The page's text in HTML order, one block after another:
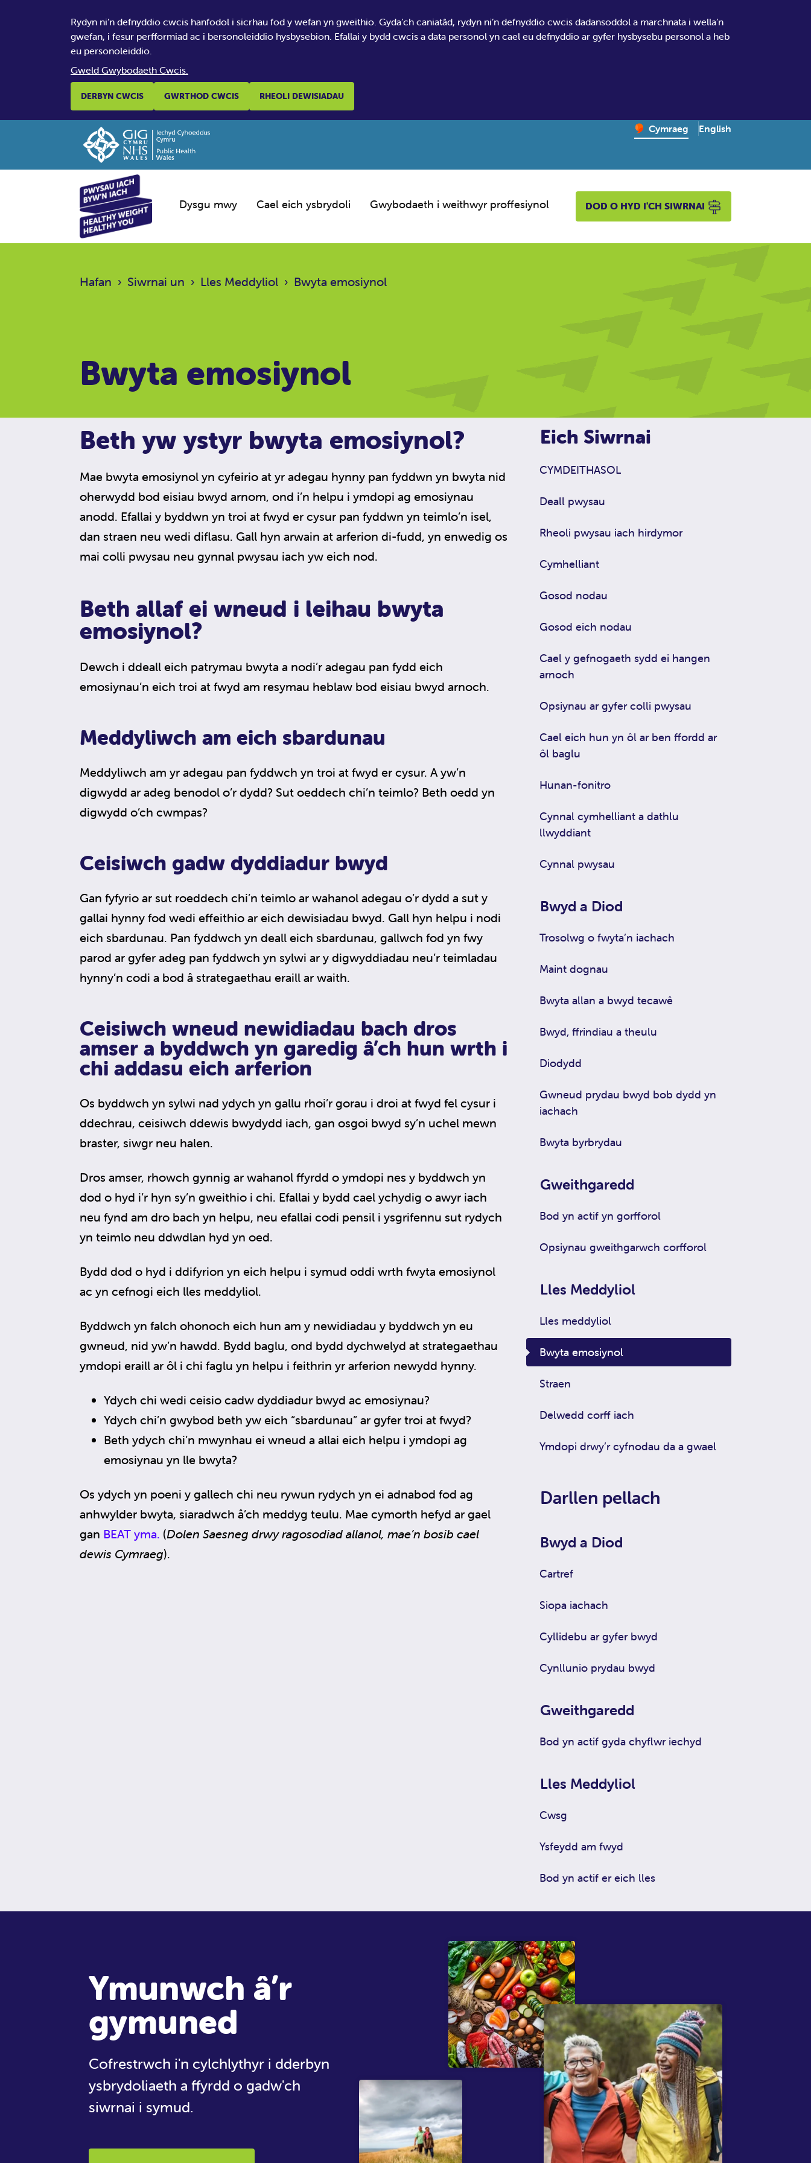
Rydyn ni’n defnyddio cwcis hanfodol i sicrhau fod y wefan yn gweithio. Gyda’ch caniatâd, rydyn ni’n defnyddio cwcis dadansoddol a marchnata i wella’n
gwefan, i fesur perfformiad ac i bersonoleiddio hysbysebion. Efallai y bydd cwcis a data personol yn cael eu defnyddio ar gyfer hysbysebu personol a heb
eu personoleiddio.
Gweld Gwybodaeth Cwcis.
DERBYN CWCIS GWRTHOD CWCIS RHEOLI DEWISIADAU
Change website language
Cymraeg English
– Newid yr iaith ir
Dysgu mwy Cael eich ysbrydoli Gwybodaeth i weithwyr proffesiynol DOD O HYD I'CH SIWRNAI
Hafan › Siwrnai un › Lles Meddyliol › Bwyta emosiynol
Bwyta emosiynol
Beth yw ystyr bwyta emosiynol?
Mae bwyta emosiynol yn cyfeirio at yr adegau hynny pan fyddwn yn bwyta nid
oherwydd bod eisiau bwyd arnom, ond i’n helpu i ymdopi ag emosiynau
anodd. Efallai y byddwn yn troi at fwyd er cysur pan fyddwn yn teimlo’n isel,
dan straen neu wedi diflasu. Gall hyn arwain at arferion di-fudd, yn enwedig os
mai colli pwysau neu gynnal pwysau iach yw eich nod.
Beth allaf ei wneud i leihau bwyta
emosiynol?
Dewch i ddeall eich patrymau bwyta a nodi’r adegau pan fydd eich
emosiynau’n eich troi at fwyd am resymau heblaw bod eisiau bwyd arnoch.
Meddyliwch am eich sbardunau
Meddyliwch am yr adegau pan fyddwch yn troi at fwyd er cysur. A yw’n
digwydd ar adeg benodol o’r dydd? Sut oeddech chi’n teimlo? Beth oedd yn
digwydd o’ch cwmpas?
Ceisiwch gadw dyddiadur bwyd
Gan fyfyrio ar sut roeddech chi’n teimlo ar wahanol adegau o’r dydd a sut y
gallai hynny fod wedi effeithio ar eich dewisiadau bwyd. Gall hyn helpu i nodi
eich sbardunau. Pan fyddwch yn deall eich sbardunau, gallwch fod yn fwy
parod ar gyfer adeg pan fyddwch yn sylwi ar y digwyddiadau neu’r teimladau
hynny’n codi a bod â strategaethau eraill ar waith.
Ceisiwch wneud newidiadau bach dros
amser a byddwch yn garedig â’ch hun wrth i
chi addasu eich arferion
Os byddwch yn sylwi nad ydych yn gallu rhoi’r gorau i droi at fwyd fel cysur i
ddechrau, ceisiwch ddewis bwydydd iach, gan osgoi bwyd sy’n uchel mewn
braster, siwgr neu halen.
Dros amser, rhowch gynnig ar wahanol ffyrdd o ymdopi nes y byddwch yn
dod o hyd i’r hyn sy’n gweithio i chi. Efallai y bydd cael ychydig o awyr iach
neu fynd am dro bach yn helpu, neu efallai codi pensil i ysgrifennu sut rydych
yn teimlo neu ddwdlan hyd yn oed.
Bydd dod o hyd i ddifyrion yn eich helpu i symud oddi wrth fwyta emosiynol
ac yn cefnogi eich lles meddyliol.
Byddwch yn falch ohonoch eich hun am y newidiadau y byddwch yn eu
gwneud, nid yw’n hawdd. Bydd baglu, ond bydd dychwelyd at strategaethau
ymdopi eraill ar ôl i chi faglu yn helpu i feithrin yr arferion newydd hynny.
Ydych chi wedi ceisio cadw dyddiadur bwyd ac emosiynau?
Ydych chi’n gwybod beth yw eich “sbardunau” ar gyfer troi at fwyd?
Beth ydych chi’n mwynhau ei wneud a allai eich helpu i ymdopi ag
emosiynau yn lle bwyta?
Os ydych yn poeni y gallech chi neu rywun rydych yn ei adnabod fod ag
anhwylder bwyta, siaradwch â’ch meddyg teulu. Mae cymorth hefyd ar gael
gan BEAT yma. (Dolen Saesneg drwy ragosodiad allanol, mae’n bosib cael
dewis Cymraeg).
Eich Siwrnai
CYMDEITHASOL
Deall pwysau
Rheoli pwysau iach hirdymor
Cymhelliant
Gosod nodau
Gosod eich nodau
Cael y gefnogaeth sydd ei hangen
arnoch
Opsiynau ar gyfer colli pwysau
Cael eich hun yn ôl ar ben ffordd ar
ôl baglu
Hunan-fonitro
Cynnal cymhelliant a dathlu
llwyddiant
Cynnal pwysau
Bwyd a Diod
Trosolwg o fwyta’n iachach
Maint dognau
Bwyta allan a bwyd tecawê
Bwyd, ffrindiau a theulu
Diodydd
Gwneud prydau bwyd bob dydd yn
iachach
Bwyta byrbrydau
Gweithgaredd
Bod yn actif yn gorfforol
Opsiynau gweithgarwch corfforol
Lles Meddyliol
Lles meddyliol
Bwyta emosiynol
Straen
Delwedd corff iach
Ymdopi drwy’r cyfnodau da a gwael
Darllen pellach
Bwyd a Diod
Cartref
Siopa iachach
Cyllidebu ar gyfer bwyd
Cynllunio prydau bwyd
Gweithgaredd
Bod yn actif gyda chyflwr iechyd
Lles Meddyliol
Cwsg
Ysfeydd am fwyd
Bod yn actif er eich lles
Ymunwch â’r
gymuned
Cofrestrwch i'n cylchlythyr i dderbyn
ysbrydoliaeth a ffyrdd o gadw'ch
siwrnai i symud.